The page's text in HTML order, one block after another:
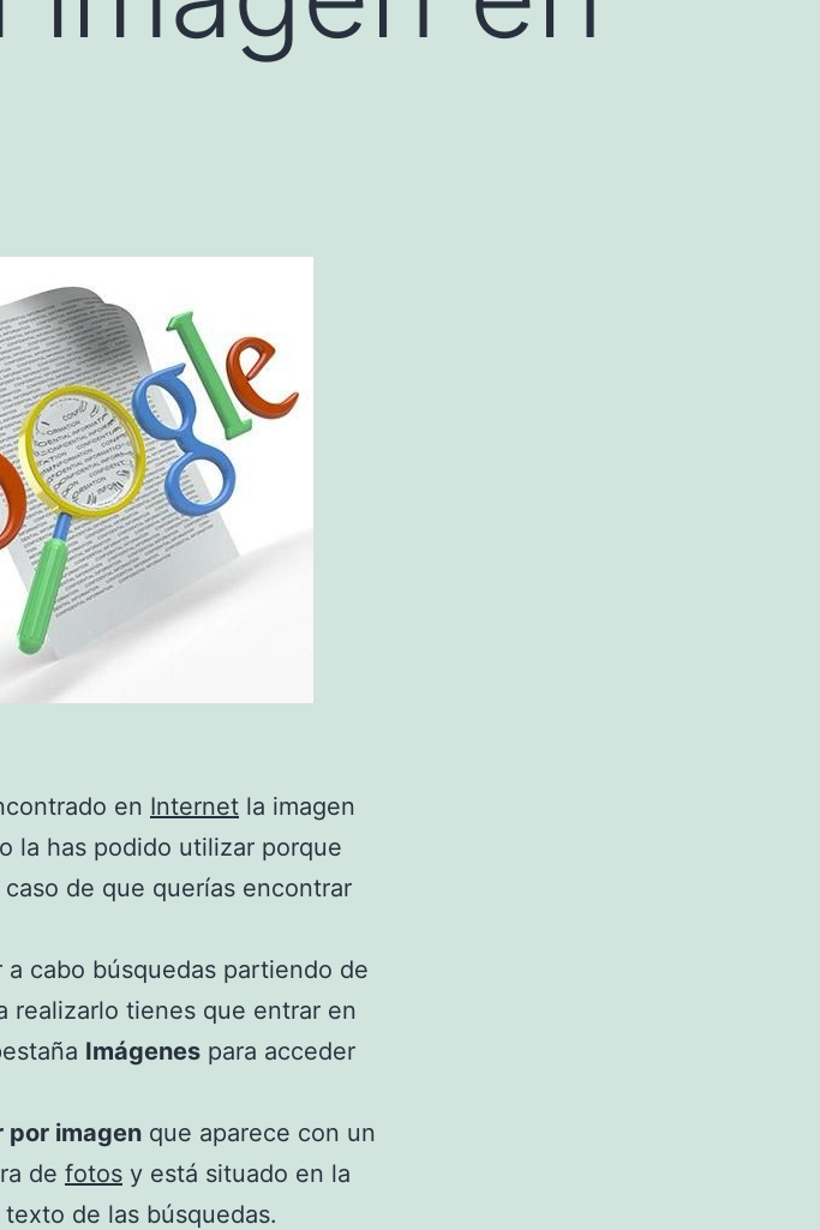
en Internet la imagen
la has podido utilizar porque
de que querías encontrar
cabo búsquedas partiendo de
realizarlo tienes que entrar en
Imágenes para acceder
por imagen que aparece con un
de fotos y está situado en la
de las búsquedas.